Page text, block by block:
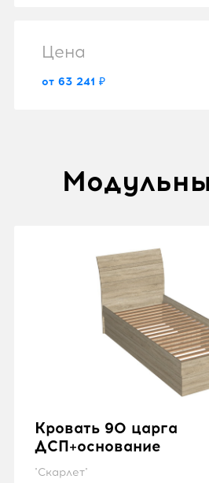
Цена
от 63 241 ₽
Кровать 90 царга
ДСП+основание
"Скарлет"